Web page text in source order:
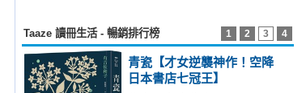
1 2 3 4
Taaze 讀冊生活 - 暢銷排行榜
青瓷【才女逆襲神作！空降
日本書店七冠王】